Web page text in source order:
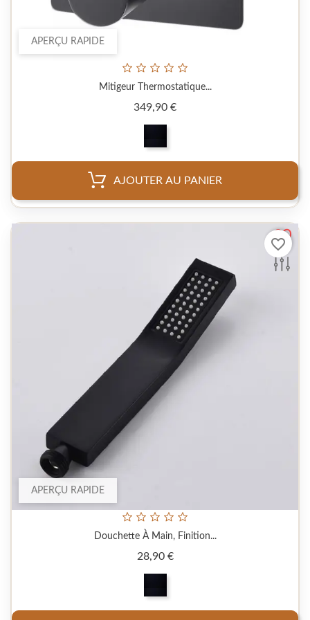
APERÇU RAPIDE
Mitigeur Thermostatique...
349,90 €Prix
AJOUTER AU PANIER
APERÇU RAPIDE
Douchette À Main, Finition...
28,90 €Prix
favorite_border